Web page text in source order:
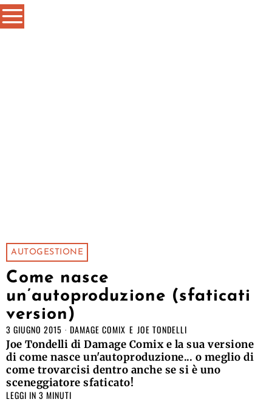
AUTOGESTIONE
Come nasce
un’autoproduzione (sfaticati
version)
3 GIUGNO 2015 DAMAGE COMIX E JOE TONDELLI
Joe Tondelli di Damage Comix e la sua versione
di come nasce un'autoproduzione... o meglio di
come trovarcisi dentro anche se si è uno
sceneggiatore sfaticato!
LEGGI IN 3 MINUTI